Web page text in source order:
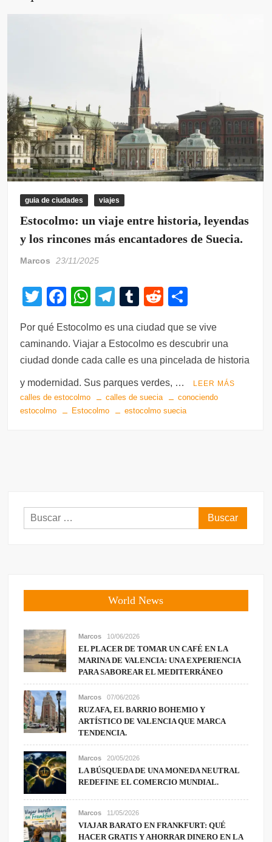
guia de ciudades viajes
Estocolmo: un viaje entre historia, leyendas
y los rincones más encantadores de Suecia.
Marcos 23/11/2025
T
tt
er
F
c
e
b
o
o
W
at
s
p
p
T
e
gr
m
T
m
bl
R
d
di
m
p
tir
Por qué Estocolmo es una ciudad que se vive
caminando. Viajar a Estocolmo es descubrir una
ciudad donde cada calle es una pincelada de historia
y modernidad. Sus parques verdes, … LEER MÁS
calles de estocolmo calles de suecia
conociendo
estocolmo
Estocolmo estocolmo suecia
Buscar:
World News
Marcos 10/06/2026
EL PLACER DE TOMAR UN CAFÉ EN LA
MARINA DE VALENCIA: UNA EXPERIENCIA
PARA SABOREAR EL MEDITERRÁNEO
Marcos 07/06/2026
RUZAFA, EL BARRIO BOHEMIO Y
ARTÍSTICO DE VALENCIA QUE MARCA
TENDENCIA.
Marcos 20/05/2026
LA BÚSQUEDA DE UNA MONEDA NEUTRAL
REDEFINE EL COMERCIO MUNDIAL.
Marcos 11/05/2026
VIAJAR BARATO EN FRANKFURT: QUÉ
HACER GRATIS Y AHORRAR DINERO EN LA